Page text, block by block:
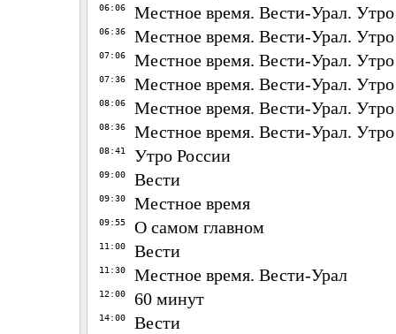
06:06 Местное время. Вести-Урал. Утро
06:36 Местное время. Вести-Урал. Утро
07:06 Местное время. Вести-Урал. Утро
07:36 Местное время. Вести-Урал. Утро
08:06 Местное время. Вести-Урал. Утро
08:36 Местное время. Вести-Урал. Утро
08:41 Утро России
09:00 Вести
09:30 Местное время
09:55 О самом главном
11:00 Вести
11:30 Местное время. Вести-Урал
12:00 60 минут
14:00 Вести